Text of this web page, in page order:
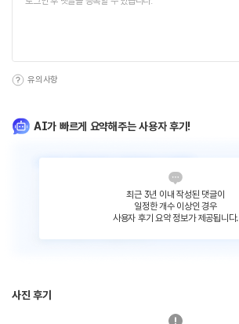
유의사항
AI가 빠르게 요약해주는 사용자 후기!
최근 3년 이내 작성된 댓글이
일정한 개수 이상인 경우
사용자 후기 요약 정보가 제공됩니다.
사진 후기